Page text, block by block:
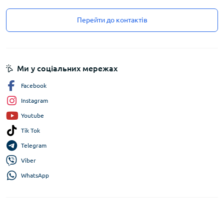
Перейти до контактів
Ми у соціальних мережах
Facebook
Instagram
Youtube
Tik Tok
Telegram
Viber
WhatsApp